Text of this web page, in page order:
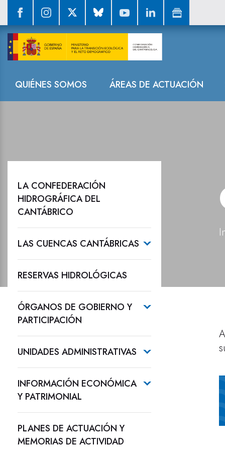
Navegación
QUIÉNES SOMOS ÁREAS DE ACTUACIÓN
Convenios
LA CONFEDERACIÓN
HIDROGRÁFICA DEL
CANTÁBRICO
LAS CUENCAS CANTÁBRICAS
RESERVAS HIDROLÓGICAS
ÓRGANOS DE GOBIERNO Y
PARTICIPACIÓN
UNIDADES ADMINISTRATIVAS
INFORMACIÓN ECONÓMICA
Y PATRIMONIAL
PLANES DE ACTUACIÓN Y
MEMORIAS DE ACTIVIDAD